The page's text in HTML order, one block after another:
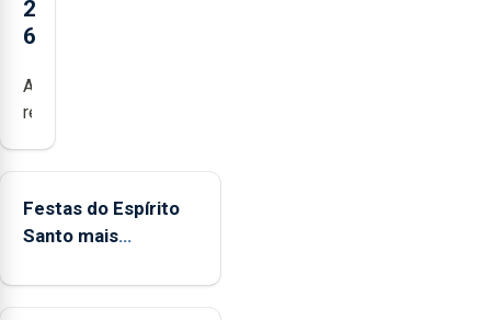
2
6
Açores
registaram
mais
ocorrências
e
Festas do Espírito
Santo mais